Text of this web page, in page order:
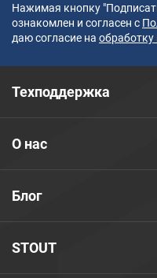
Нажимая кнопку
ознакомлен и согласен с
даю согласие на
STOUT
Блог
О нас
Техподдержка